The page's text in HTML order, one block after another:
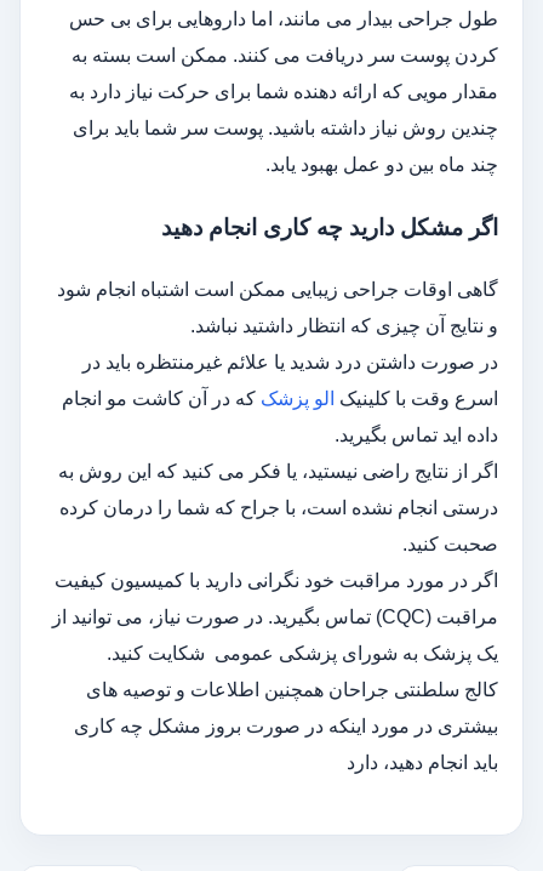
طول جراحی بیدار می مانند، اما داروهایی برای بی حس
کردن پوست سر دریافت می کنند. ممکن است بسته به
مقدار مویی که ارائه دهنده شما برای حرکت نیاز دارد به
چندین روش نیاز داشته باشید. پوست سر شما باید برای
چند ماه بین دو عمل بهبود یابد.
اگر مشکل دارید چه کاری انجام دهید
گاهی اوقات جراحی زیبایی ممکن است اشتباه انجام شود
و نتایج آن چیزی که انتظار داشتید نباشد.
در صورت داشتن درد شدید یا علائم غیرمنتظره باید در
اسرع وقت با کلینیک الو پزشک که در آن کاشت مو انجام
داده اید تماس بگیرید.
اگر از نتایج راضی نیستید، یا فکر می کنید که این روش به
درستی انجام نشده است، با جراح که شما را درمان کرده
صحبت کنید.
اگر در مورد مراقبت خود نگرانی دارید با کمیسیون کیفیت
مراقبت (CQC) تماس بگیرید. در صورت نیاز، می توانید از
یک پزشک به شورای پزشکی عمومی شکایت کنید.
کالج سلطنتی جراحان همچنین اطلاعات و توصیه های
بیشتری در مورد اینکه در صورت بروز مشکل چه کاری
باید انجام دهید، دارد